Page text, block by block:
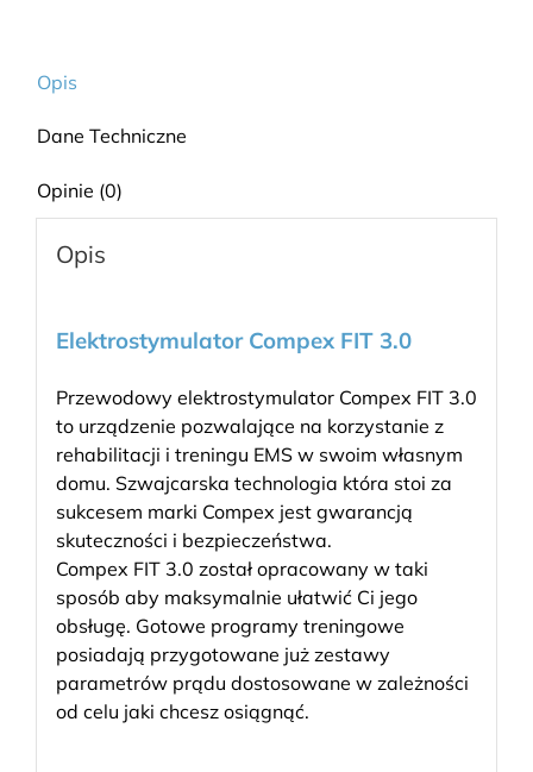
Opis
Dane Techniczne
Opinie (0)
Opis
Elektrostymulator Compex FIT 3.0
Przewodowy elektrostymulator Compex FIT 3.0
to urządzenie pozwalające na korzystanie z
rehabilitacji i treningu EMS w swoim własnym
domu. Szwajcarska technologia która stoi za
sukcesem marki Compex jest gwarancją
skuteczności i bezpieczeństwa.
Compex FIT 3.0 został opracowany w taki
sposób aby maksymalnie ułatwić Ci jego
obsługę. Gotowe programy treningowe
posiadają przygotowane już zestawy
parametrów prądu dostosowane w zależności
od celu jaki chcesz osiągnąć.